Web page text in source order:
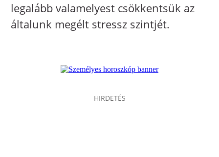
legalább valamelyest csökkentsük az
általunk megélt stressz szintjét.